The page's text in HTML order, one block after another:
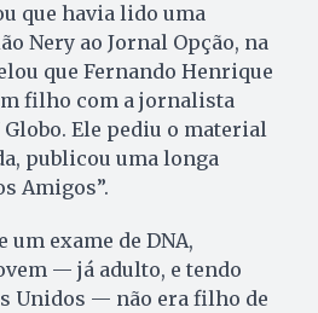
que havia lido uma
Nery ao Jornal Opção, na
que Fernando Henrique
filho com a jornalista
Ele pediu o material
publicou uma longa
Amigos”.
exame de DNA,
— já adulto, e tendo
Unidos — não era filho de